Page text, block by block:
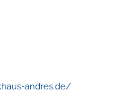
andres.de/